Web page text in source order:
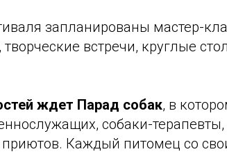
запланированы мастер-
встречи, круглые
ждет Парад собак, в
собаки-терапевты,
Каждый питомец со